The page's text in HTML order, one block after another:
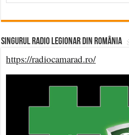
Singurul Radio Legionar din România
https://radiocamarad.ro/